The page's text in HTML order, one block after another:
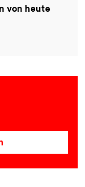
von heute